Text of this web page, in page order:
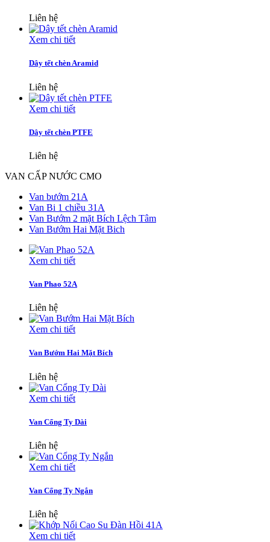
Liên hệ
Xem chi tiết
Dây tết chèn Aramid
Liên hệ
Xem chi tiết
Dây tết chèn PTFE
Liên hệ
VAN CẤP NƯỚC CMO
Van bướm 21A
Van Bi 1 chiều 31A
Van Bướm 2 mặt Bích Lệch Tâm
Van Bướm Hai Mặt Bich
Xem chi tiết
Van Phao 52A
Liên hệ
Xem chi tiết
Van Bướm Hai Mặt Bích
Liên hệ
Xem chi tiết
Van Cổng Ty Dài
Liên hệ
Xem chi tiết
Van Cổng Ty Ngắn
Liên hệ
Xem chi tiết